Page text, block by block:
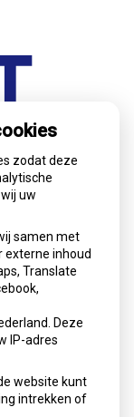
over
doen!
een
Wees op
Check
zodat deze
uw
samen met
externe inhoud
Translate
Deze
IP-adres
website kunt
intrekken of